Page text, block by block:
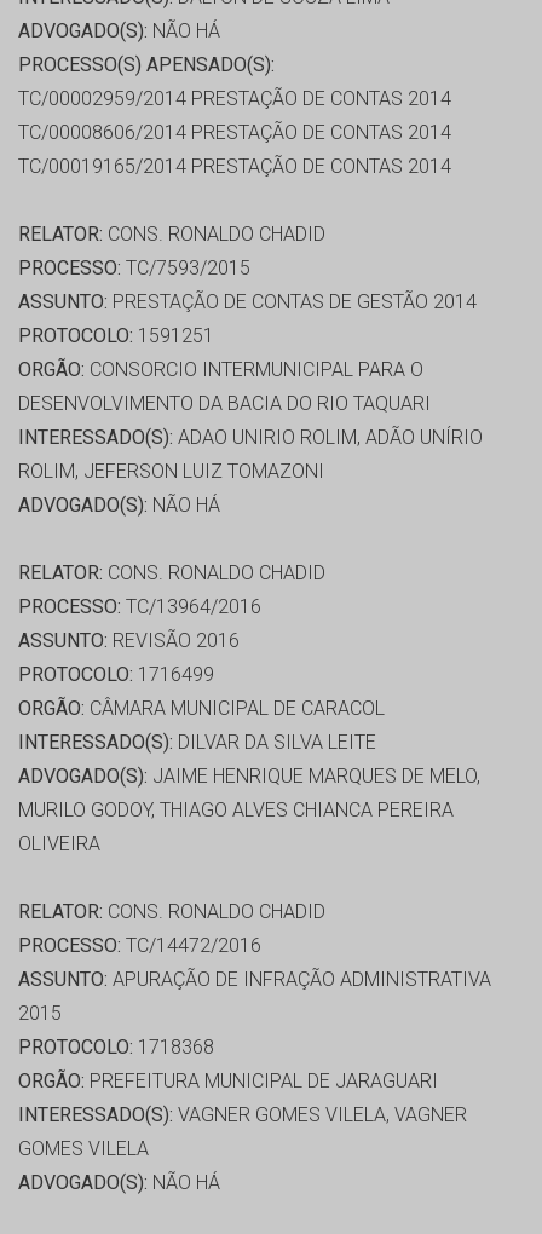
ADVOGADO(S): NÃO HÁ
PROCESSO(S) APENSADO(S):
TC/00002959/2014 PRESTAÇÃO DE CONTAS 2014
TC/00008606/2014 PRESTAÇÃO DE CONTAS 2014
TC/00019165/2014 PRESTAÇÃO DE CONTAS 2014
RELATOR: CONS. RONALDO CHADID
PROCESSO: TC/7593/2015
ASSUNTO: PRESTAÇÃO DE CONTAS DE GESTÃO 2014
PROTOCOLO: 1591251
ORGÃO: CONSORCIO INTERMUNICIPAL PARA O
DESENVOLVIMENTO DA BACIA DO RIO TAQUARI
INTERESSADO(S): ADAO UNIRIO ROLIM, ADÃO UNÍRIO
ROLIM, JEFERSON LUIZ TOMAZONI
ADVOGADO(S): NÃO HÁ
RELATOR: CONS. RONALDO CHADID
PROCESSO: TC/13964/2016
ASSUNTO: REVISÃO 2016
PROTOCOLO: 1716499
ORGÃO: CÂMARA MUNICIPAL DE CARACOL
INTERESSADO(S): DILVAR DA SILVA LEITE
ADVOGADO(S): JAIME HENRIQUE MARQUES DE MELO,
MURILO GODOY, THIAGO ALVES CHIANCA PEREIRA
OLIVEIRA
RELATOR: CONS. RONALDO CHADID
PROCESSO: TC/14472/2016
ASSUNTO: APURAÇÃO DE INFRAÇÃO ADMINISTRATIVA
2015
PROTOCOLO: 1718368
ORGÃO: PREFEITURA MUNICIPAL DE JARAGUARI
INTERESSADO(S): VAGNER GOMES VILELA, VAGNER
GOMES VILELA
ADVOGADO(S): NÃO HÁ